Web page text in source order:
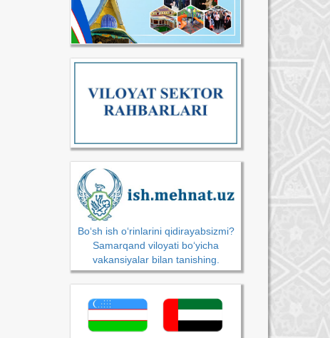
Bo‘sh ish o‘rinlarini qidirayabsizmi?
Samarqand viloyati bo‘yicha
vakansiyalar bilan tanishing.